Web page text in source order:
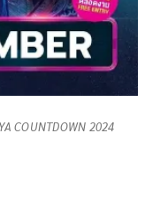
COUNTDOWN 2024